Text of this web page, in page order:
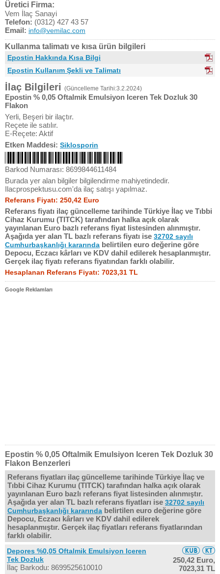
Üretici Firma:
Vem İlaç Sanayi
Telefon: (0312) 427 43 57
Email: info@vemilac.com
Kullanma talimatı ve kısa ürün bilgileri
Epostin Hakkında Kısa Bilgi
Epostin Kullanım Şekli ve Talimatı
İlaç Bilgileri (Güncelleme Tarihi:3.2.2024)
Epostin % 0,05 Oftalmik Emulsiyon Iceren Tek Dozluk 30
Flakon
Yerli, Beşeri bir ilaçtır.
Reçete ile satılır.
E-Reçete: Aktif
Etken Maddesi: Siklosporin
Barkod Numarası: 8699844611484
Burada yer alan bilgiler bilgilendirme mahiyetindedir.
Ilacprospektusu.com'da ilaç satışı yapılmaz.
Referans Fiyatı: 250,42 Euro
Referans fiyatı ilaç güncelleme tarihinde Türkiye İlaç ve Tıbbi
Cihaz Kurumu (TITCK) tarafından halka açık olarak
yayınlanan Euro bazlı referans fiyat listesinden alınmıştır.
Aşağıda yer alan TL bazlı referans fiyatı ise 32702 sayılı
Cumhurbaşkanlığı kararında belirtilen euro değerine göre
Depocu, Eczacı kârları ve KDV dahil edilerek hesaplanmıştır.
Gerçek ilaç fiyatı referans fiyatından farklı olabilir.
Hesaplanan Referans Fiyatı: 7023,31 TL
Google Reklamları
Epostin % 0,05 Oftalmik Emulsiyon Iceren Tek Dozluk 30
Flakon Benzerleri
Referans fiyatları ilaç güncelleme tarihinde Türkiye İlaç ve
Tıbbi Cihaz Kurumu (TITCK) tarafından halka açık olarak
yayınlanan Euro bazlı referans fiyat listesinden alınmıştır.
Aşağıda yer alan TL bazlı referans fiyatları ise 32702 sayılı
Cumhurbaşkanlığı kararında belirtilen euro değerine göre
Depocu, Eczacı kârları ve KDV dahil edilerek
hesaplanmıştır. Gerçek ilaç fiyatları referans fiyatlarından
farklı olabilir.
Depores %0,05 Oftalmik Emulsiyon Iceren
Tek Dozluk
İlaç Barkodu: 8699525610010
250,42 Euro,
7023,31 TL